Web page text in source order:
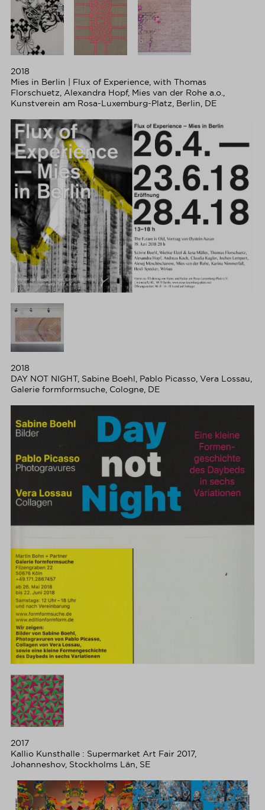
2018
Mies in Berlin | Flux of Experience, with Thomas
Florschuetz, Alexandra Hopf, Mies van der Rohe a.o.,
Kunstverein am Rosa-Luxemburg-Platz, Berlin, DE
2018
DAY NOT NIGHT, Sabine Boehl, Pablo Picasso, Vera Lossau,
Galerie formformsuche, Cologne, DE
2017
Kallio Kunsthalle : Supermarket Art Fair 2017,
Johanneshov, Stockholms Län, SE